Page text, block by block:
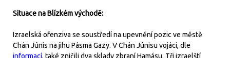
Situace na Blízkém východě:
Izraelská ofenziva se soustředí na upevnění pozic ve městě
Chán Júnis na jihu Pásma Gazy. V Chán Júnisu vojáci, dle
informací, také zničili dva sklady zbraní Hamásu. Tři izraelští